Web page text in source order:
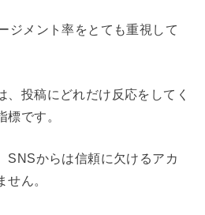
ジメント率をとても重視して
、投稿にどれだけ反応をしてく
標です。
SNSからは信頼に欠けるアカ
せん。